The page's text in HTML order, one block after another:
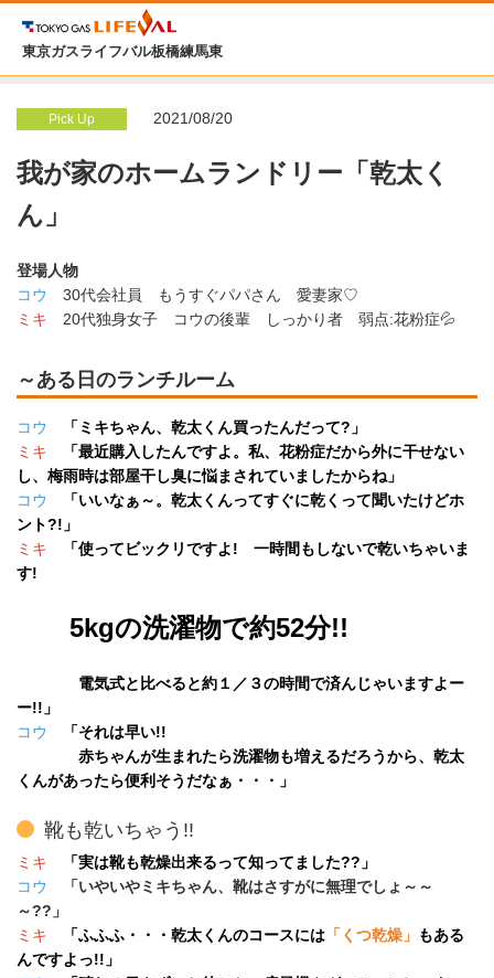
東京ガスライフバル板橋練馬東
Pick Up 2021/08/20
我が家のホームランドリー「乾太く
ん」
登場人物
コウ
30代会社員 もうすぐパパさん 愛妻家♡
ミキ 20代独身女子 コウの後輩 しっかり者 弱点:花粉症💦
～ある日のランチルーム
コウ
「ミキちゃん、乾太くん買ったんだって?」
ミキ
「最近購入したんですよ。私、花粉症だから外に干せない
し、梅雨時は部屋干し臭に悩まされていましたからね」
コウ
「いいなぁ～。乾太くんってすぐに乾くって聞いたけどホ
ント?!」
ミキ
「使ってビックリですよ! 一時間もしないで乾いちゃいま
す!
5kgの洗濯物で約52分!!
電気式と比べると約１／３の時間で済んじゃいますよー
ー!!」
コウ
「それは早い!!
赤ちゃんが生まれたら洗濯物も増えるだろうから、乾太
くんがあったら便利そうだなぁ・・・」
靴も乾いちゃう!!
ミキ
「実は靴も乾燥出来るって知ってました??」
コウ
「いやいやミキちゃん、靴はさすがに無理でしょ～～
～??」
ミキ
「ふふふ・・・乾太くんのコースには 「くつ乾燥」 もある
んですよっ!!」